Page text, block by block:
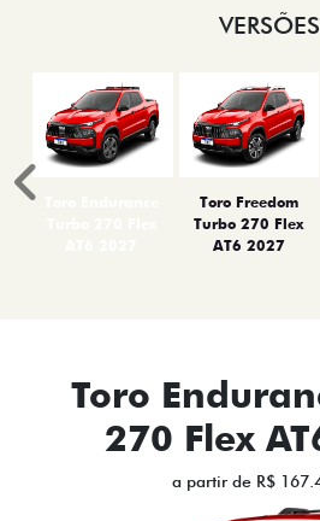
VERSÕES
Toro Freedom
Turbo 270 Flex
AT6 2027
Anterior
Toro
270 Flex
a partir de R$